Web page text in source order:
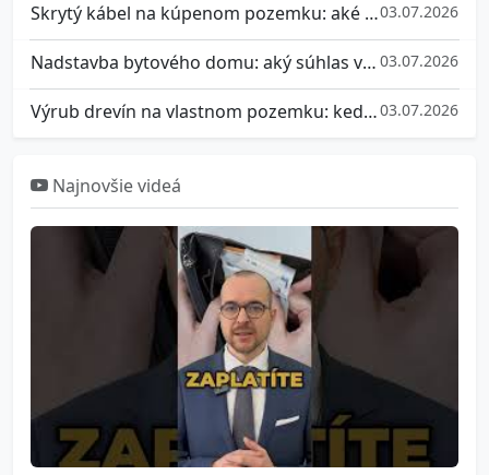
Skrytý kábel na kúpenom pozemku: aké máte práva a ako sa brániť03.07.2026
Nadstavba bytového domu: aký súhlas vlastníkov potrebujete a ako sa brániť, ak nesúhlasíte 03.07.2026
Výrub drevín na vlastnom pozemku: kedy potrebujete súhlas a aké pokuty hrozia za nepovolený výrub stromu03.07.2026
Najnovšie videá